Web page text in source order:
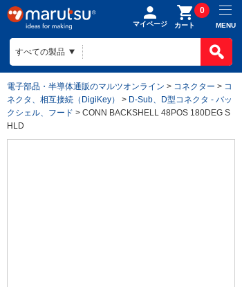
マイページ カート
0
MENU
電子部品・半導体通販のマルツオンライン > コネクター > コ
ネクタ、相互接続（DigiKey）
> D-Sub、D型コネクタ - バッ
クシェル、フード > CONN BACKSHELL 48POS 180DEG S
HLD